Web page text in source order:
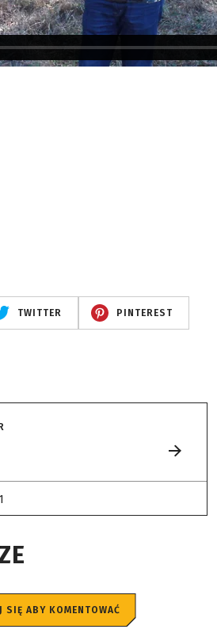
TWITTER PINTEREST
SIĘ ABY KOMENTOWAĆ